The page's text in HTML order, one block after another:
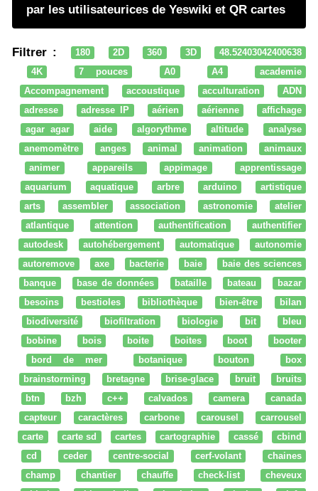
par les utilisateurices de Yeswiki et QR cartes
Filtrer : 180 2D 360 3D
48.52403042400638
4K
7 pouces A0 A4
academie
Accompagnement
accoustique acculturation
ADN
adresse
adresse IP aérien aérienne
affichage
agar agar
aide algorythme altitude
analyse
anemomètre
anges animal animation
animaux
animer
appareils appimage
apprentissage
aquarium
aquatique arbre arduino
artistique
arts
assembler association astronomie
atelier
atlantique
attention authentification
authentifier
autodesk
autohébergement automatique
autonomie
autoremove
axe bacterie baie
baie des sciences
banque
base de données bataille bateau
bazar
besoins
bestioles bibliothèque bien-être
bilan
biodiversité
biofiltration biologie bit
bleu
bobine
bois boite boites boot
booter
bord de mer
botanique bouton
box
brainstorming
bretagne brise-glace bruit
bruits
btn
bzh c++ calvados camera
canada
capteur
caractères carbone carousel
carrousel
carte
carte sd cartes cartographie cassé
cbind
cd
ceder centre-social cerf-volant
chaines
champ
chantier chauffe check-list
cheveux